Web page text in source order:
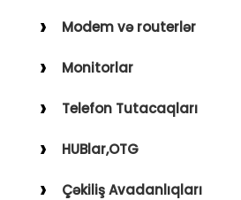
Modem və routerlər
Monitorlar
Telefon Tutacaqları
HUBlar,OTG
Çəkiliş Avadanlıqları